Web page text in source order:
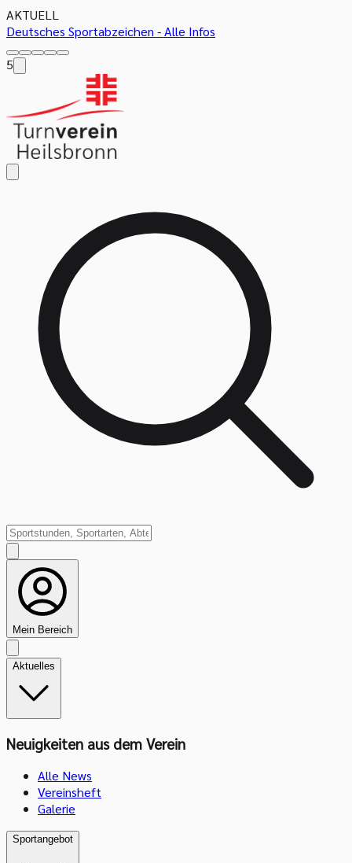
AKTUELL
Deutsches Sportabzeichen - Alle Infos
5
Mein Bereich
Aktuelles
Neuigkeiten aus dem Verein
Alle News
Vereinsheft
Galerie
Sportangebot